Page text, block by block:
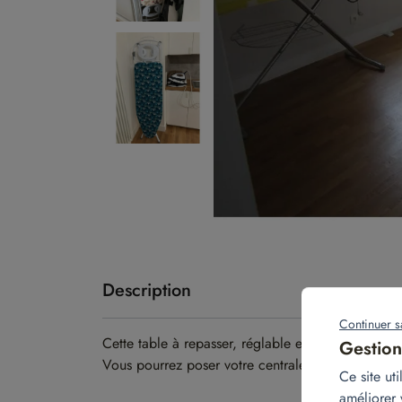
Description
Cette table à repasser, réglable en hauteur,
Vous pourrez poser votre centrale vapeur sur son
Continuer
Ce site